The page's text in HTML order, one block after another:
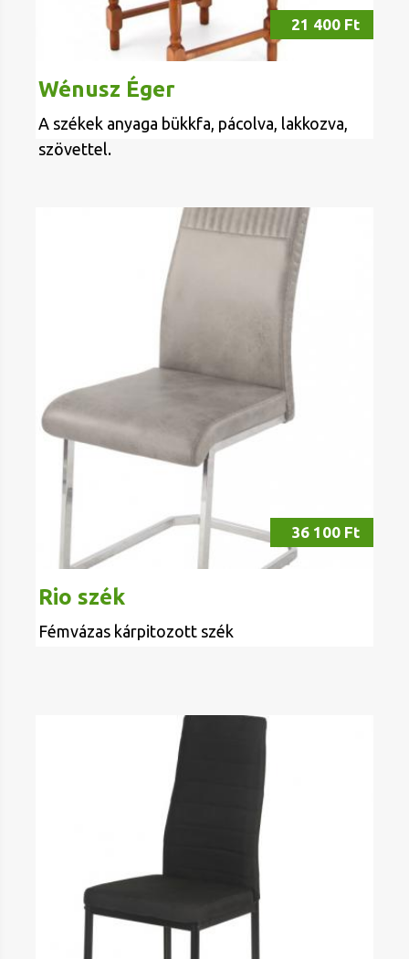
21 400 Ft
Wénusz Éger
A székek anyaga bükkfa, pácolva, lakkozva,
szövettel.
36 100 Ft
Rio szék
Fémvázas kárpitozott szék